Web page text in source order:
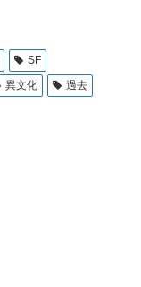
SF
異文化 過去